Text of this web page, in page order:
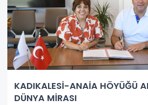
KADIKALESİ-ANAİA HÖYÜĞÜ
DÜNYA MİRASI